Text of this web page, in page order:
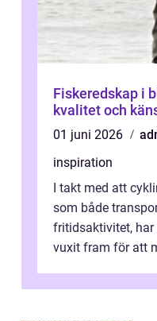
Fiskeredskap i
kvalitet och
01 juni 2026
inspiration
I takt med att
som både
fritidsaktivitet, har
vuxit fram för att